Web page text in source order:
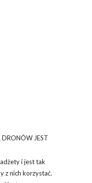
JEST
i jest tak
z nich korzystać.